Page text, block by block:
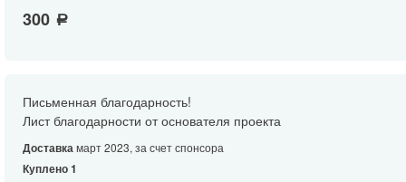
300 a
Письменная благодарность!
Лист благодарности от основателя проекта
Доставкамарт 2023, за счет спонсора
Куплено 1